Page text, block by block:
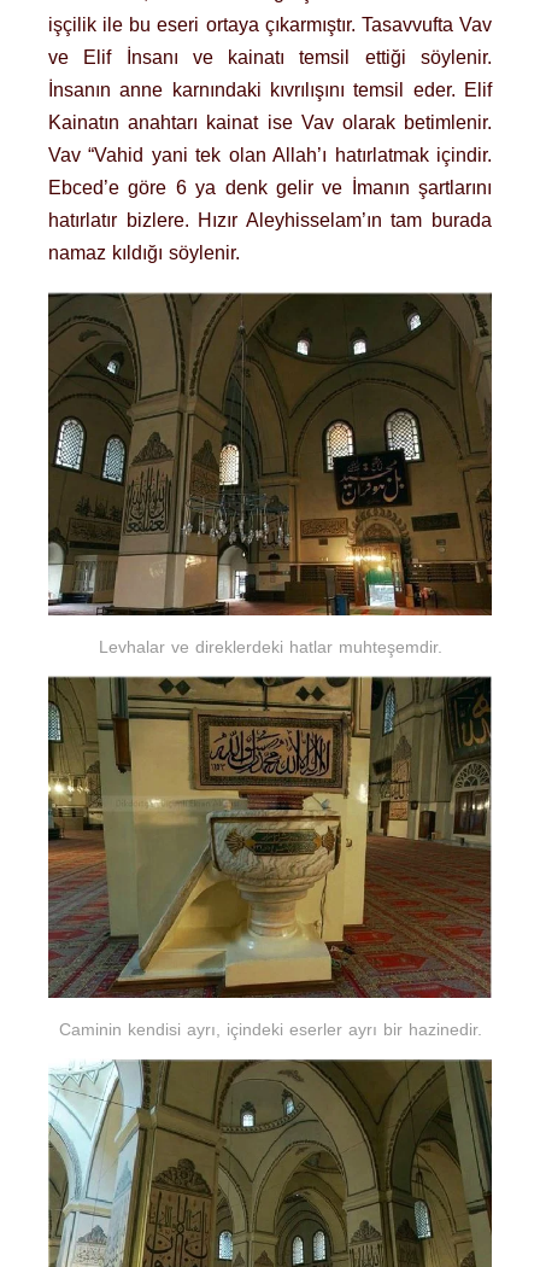
işçilik ile bu eseri ortaya çıkarmıştır. Tasavvufta Vav
ve Elif İnsanı ve kainatı temsil ettiği söylenir.
İnsanın anne karnındaki kıvrılışını temsil eder. Elif
Kainatın anahtarı kainat ise Vav olarak betimlenir.
Vav “Vahid yani tek olan Allah’ı hatırlatmak içindir.
Ebced’e göre 6 ya denk gelir ve İmanın şartlarını
hatırlatır bizlere. Hızır Aleyhisselam’ın tam burada
namaz kıldığı söylenir.
Levhalar ve direklerdeki hatlar muhteşemdir.
Caminin kendisi ayrı, içindeki eserler ayrı bir hazinedir.